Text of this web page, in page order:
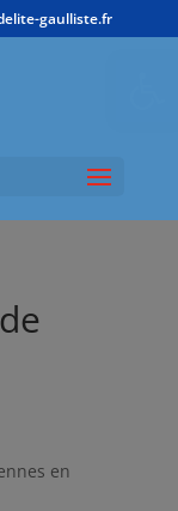
gaulliste.fr
en